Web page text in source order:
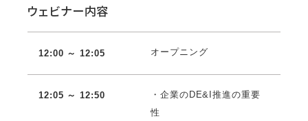
ウェビナー内容
12:00 ～ 12:05 オープニング
12:05 ～ 12:50
・企業のDE&I推進の重要
性